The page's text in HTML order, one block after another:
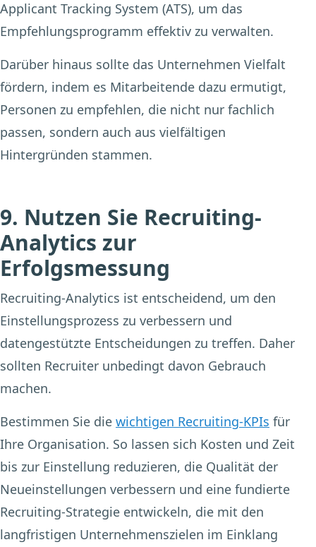
Applicant Tracking System (ATS), um das
Empfehlungsprogramm effektiv zu verwalten.
Darüber hinaus sollte das Unternehmen Vielfalt
fördern, indem es Mitarbeitende dazu ermutigt,
Personen zu empfehlen, die nicht nur fachlich
passen, sondern auch aus vielfältigen
Hintergründen stammen.
9. Nutzen Sie Recruiting-
Analytics zur
Erfolgsmessung
Recruiting-Analytics ist entscheidend, um den
Einstellungsprozess zu verbessern und
datengestützte Entscheidungen zu treffen. Daher
sollten Recruiter unbedingt davon Gebrauch
machen.
Bestimmen Sie die wichtigen Recruiting-KPIs für
Ihre Organisation. So lassen sich Kosten und Zeit
bis zur Einstellung reduzieren, die Qualität der
Neueinstellungen verbessern und eine fundierte
Recruiting-Strategie entwickeln, die mit den
langfristigen Unternehmenszielen im Einklang